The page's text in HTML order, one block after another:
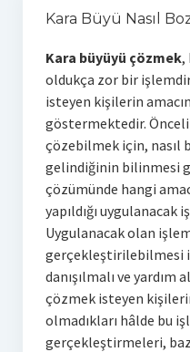
Kara Büyü Nasıl
Kara büyüyü çözmek,
oldukça zor bir
isteyen kişilerin
göstermektedir.
çözebilmek için, nasıl
gelindiğinin bilinmesi
çözümünde hangi
yapıldığı uygulanacak
Uygulanacak olan
gerçekleştirilebilmesi
danışılmalı ve yardım
çözmek isteyen
olmadıkları hâlde bu
gerçekleştirmeleri,